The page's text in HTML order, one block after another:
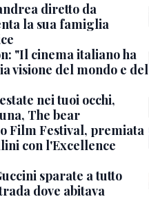
diretto da
la sua famiglia
"Il cinema italiano ha
visione del mondo e del
nei tuoi occhi,
The bear
Film Festival, premiata
con l'Excellence
sparate a tutto
dove abitava